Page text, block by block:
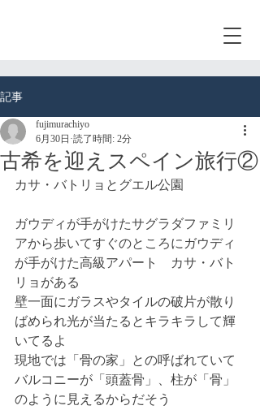
記事
古希を迎えスペイン旅行②
fujimurachiyo
6月30日 読了時間: 2分
カサ・バトリョとグエル公園
ガウディが手がけたサグラダファミリ
アから歩いてすぐのところにガウディ
が手がけた高級アパート　カサ・バト
リョがある
壁一面にガラスやタイルの破片が散り
ばめられ光が当たるとキラキラして輝
いてるよ
現地では「骨の家」との呼ばれていて
バルコニーが「頭蓋骨」、柱が「骨」
のように見えるからだそう